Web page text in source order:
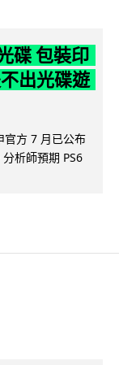
碟 包裝印
出光碟遊
官方 7 月已公布
析師預期 PS6